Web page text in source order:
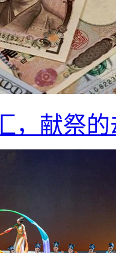
，献祭